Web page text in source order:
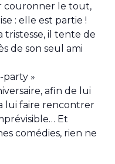
couronner le tout,
: elle est partie !
tristesse, il tente de
de son seul ami
party »
afin de lui
lui faire rencontrer
Et
comédies, rien ne